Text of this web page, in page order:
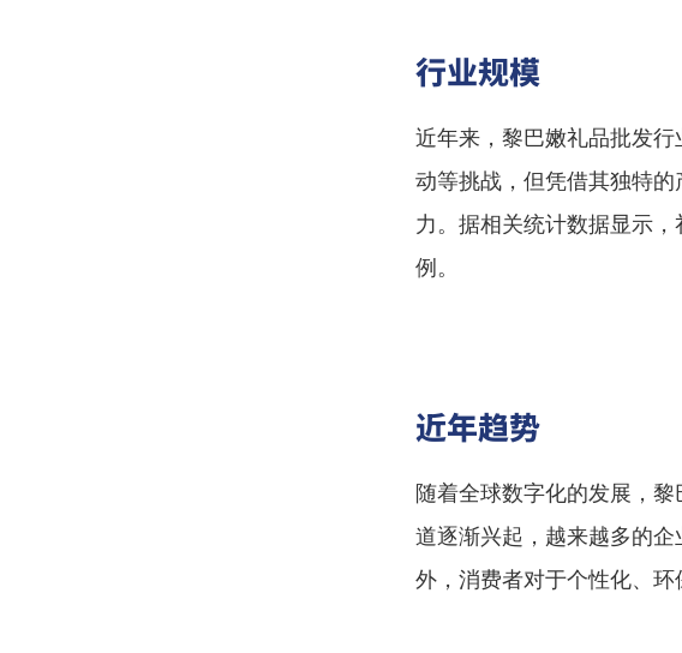
行业规模
近年来，黎巴嫩礼品批发
动等挑战，但凭借其独特
力。据相关统计数据显示
例。
近年趋势
随着全球数字化的发展，
道逐渐兴起，越来越多的
外，消费者对于个性化、环